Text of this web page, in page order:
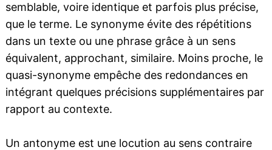
semblable, voire identique et parfois plus précise,
que le terme. Le synonyme évite des répétitions
dans un texte ou une phrase grâce à un sens
équivalent, approchant, similaire. Moins proche, le
quasi-synonyme empêche des redondances en
intégrant quelques précisions supplémentaires par
rapport au contexte.
Un antonyme est une locution au sens contraire